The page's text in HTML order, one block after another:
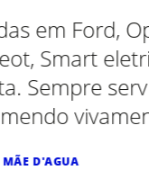
Ford, Opel,
Smart eletrico
serviço
vivamente.
D'AGUA